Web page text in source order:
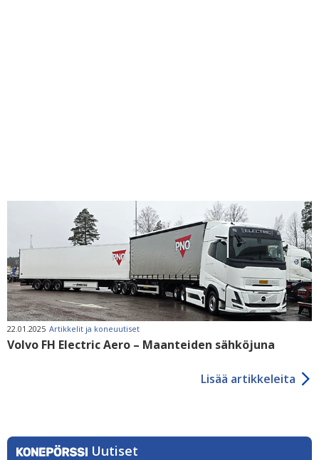
22.01.2025 Artikkelit ja koneuutiset
Volvo FH Electric Aero – Maanteiden sähköjuna
Lisää artikkeleita
Uutiset